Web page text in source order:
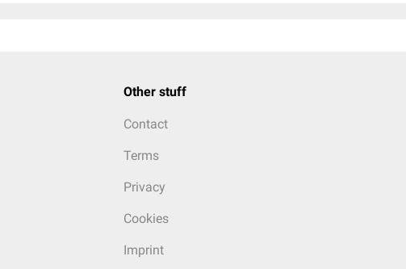
Other stuff
Contact
Terms
Privacy
Cookies
Imprint